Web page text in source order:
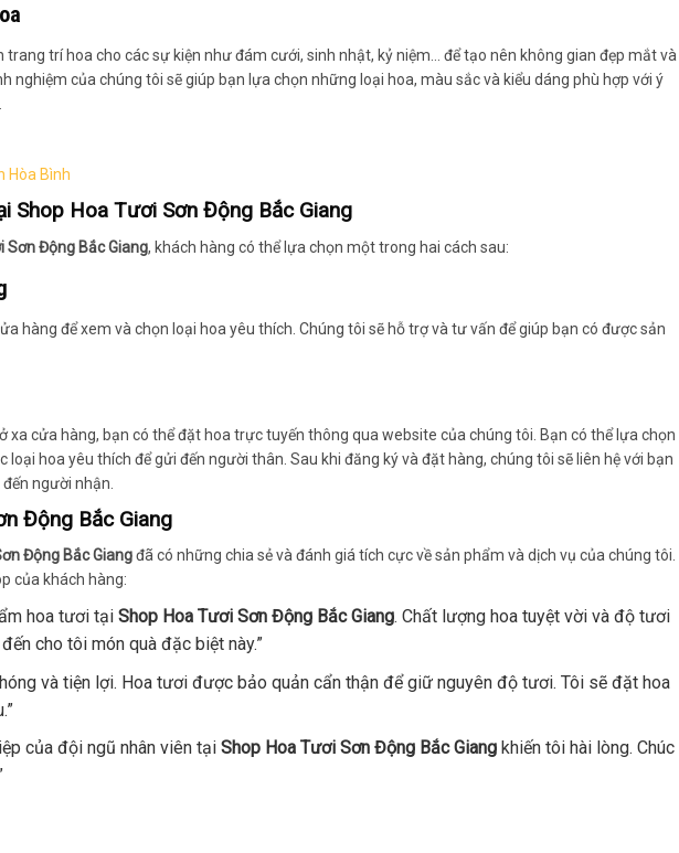
trang trí hoa cho các sự kiện như đám cưới, sinh nhật, kỷ niệm… để tạo nên không gian đẹp mắt và
nghiệm của chúng tôi sẽ giúp bạn lựa chọn những loại hoa, màu sắc và kiểu dáng phù hợp với ý
Hòa Bình
Shop Hoa Tươi Sơn Động Bắc Giang
Sơn Động Bắc Giang, khách hàng có thể lựa chọn một trong hai cách sau:
hàng để xem và chọn loại hoa yêu thích. Chúng tôi sẽ hỗ trợ và tư vấn để giúp bạn có được sản
xa cửa hàng, bạn có thể đặt hoa trực tuyến thông qua website của chúng tôi. Bạn có thể lựa chọn
loại hoa yêu thích để gửi đến người thân. Sau khi đăng ký và đặt hàng, chúng tôi sẽ liên hệ với bạn
người nhận.
Động Bắc Giang
Động Bắc Giangđã có những chia sẻ và đánh giá tích cực về sản phẩm và dịch vụ của chúng tôi.
của khách hàng:
hoa tươi tại Shop Hoa Tươi Sơn Động Bắc Giang. Chất lượng hoa tuyệt vời và độ tươi
cho tôi món quà đặc biệt này.”
và tiện lợi. Hoa tươi được bảo quản cẩn thận để giữ nguyên độ tươi. Tôi sẽ đặt hoa
của đội ngũ nhân viên tại Shop Hoa Tươi Sơn Động Bắc Giangkhiến tôi hài lòng. Chúc